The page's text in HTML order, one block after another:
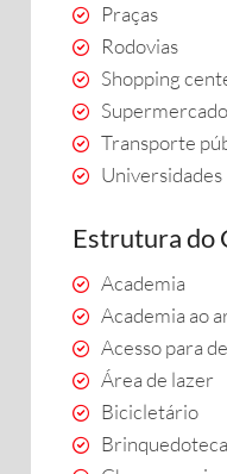
Praças
Rodovias
Shopping
Transporte
Universidades
Estrutura do
Academia
Academia ao
Acesso para
Área de lazer
Bicicletário
Brinquedoteca